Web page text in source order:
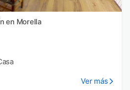
en Morella
Ver más